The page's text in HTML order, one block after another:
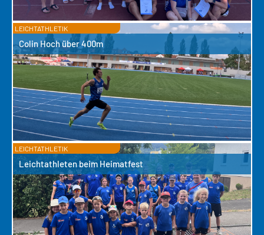
LEICHTATHLETIK
Colin Hoch über 400m
LEICHTATHLETIK
Leichtathleten beim Heimatfest